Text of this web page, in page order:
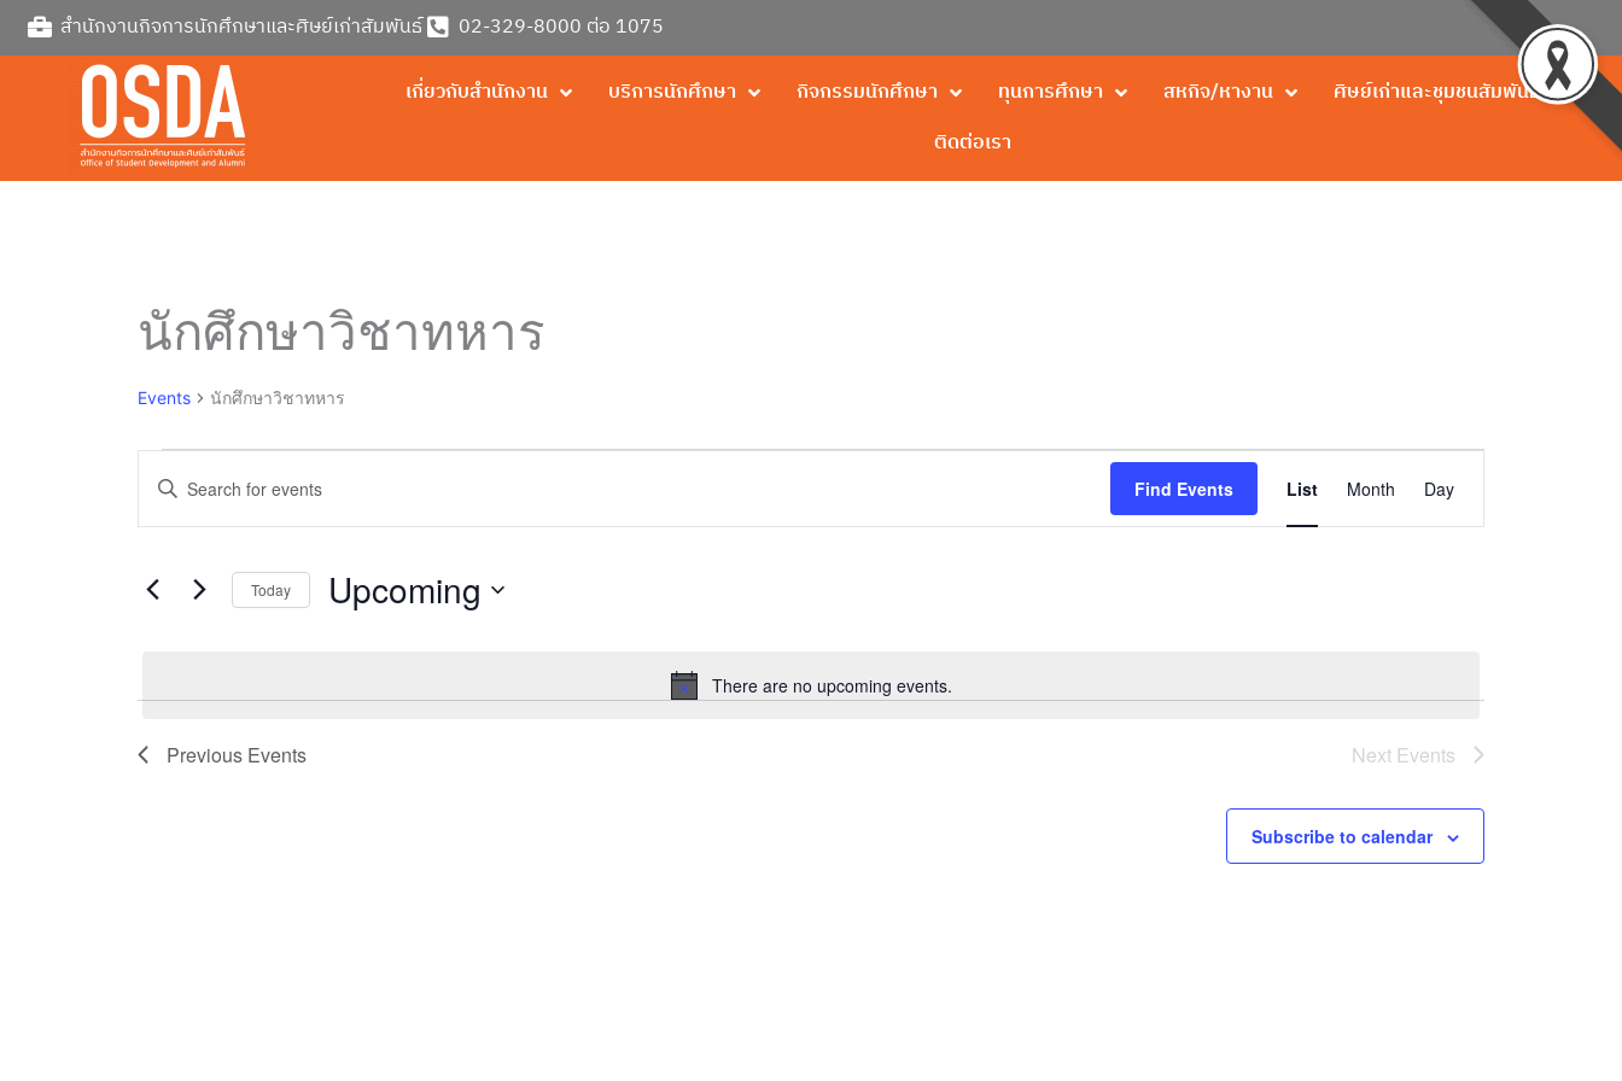
Skip
สำนักงานกิจการนักศึกษาและศิษย์เก่าสัมพันธ์
02-329-8000 ต่อ 1075
เกี่ยวกับสำนักงาน
บริการนักศึกษา กิจกรรมนักศึกษา ทุนการศึกษา สหกิจ/หางาน
ศิษย์เก่าและชุมชนสัมพันธ์
ติดต่อเรา
นักศึกษาวิชาทหาร
Events นักศึกษาวิชาทหาร
Events
Notice
There are no upcoming events.
Search
and
Navigation
Enter
for
Events
Find Events
Views
Navigation
List Month Day
Today Upcoming
Previous Events Next Events
Subscribe to calendar